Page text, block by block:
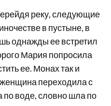
реку, следующие
в пустыне, в
однажды ее встретил
Мария попросила
ее. Монах так и
переходила с
по воде, словно шла по